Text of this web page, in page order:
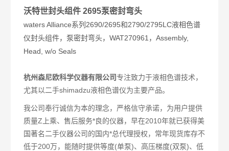
沃特世封头组件 2695泵密封弯头
waters Alliance系列2690/2695和2790/2795LC液相色谱
仪封头组件，泵密封弯头，WAT270961，Assembly,
Head, w/o Seals
杭州森尼欧科学仪器有限公司专注致力于液相色谱技术，
尤其以二手shimadzu液相色谱仪为主要产品。
我公司奉行诚信为本的理念，严格信守承诺，为用户提供
质量Z上乘、售后服务*良的仪器，早在2010年就已获得美
国著名二手仪器公司的国内*总代理授权，常年现货库存不
低于200万，能随时提供等度(单泵)、高压梯度(双泵)、低